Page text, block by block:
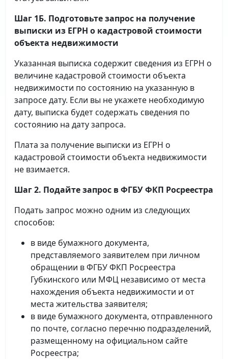
Шаг 1Б. Подготовьте запрос на получение
выписки из ЕГРН о кадастровой стоимости
объекта недвижимости
Указанная выписка содержит сведения из ЕГРН о
величине кадастровой стоимости объекта
недвижимости по состоянию на указанную в
запросе дату. Если вы не укажете необходимую
дату, выписка будет содержать сведения по
состоянию на дату запроса.
Плата за получение выписки из ЕГРН о
кадастровой стоимости объекта недвижимости
не взимается.
Шаг 2. Подайте запрос в ФГБУ ФКП Росреестра
Подать запрос можно одним из следующих
способов:
в виде бумажного документа,
представляемого заявителем при личном
обращении в ФГБУ ФКП Росреестра
Губкинского или МФЦ независимо от места
нахождения объекта недвижимости и от
места жительства заявителя;
в виде бумажного документа, отправленного
по почте, согласно перечню подразделений,
размещенному на официальном сайте
Росреестра;